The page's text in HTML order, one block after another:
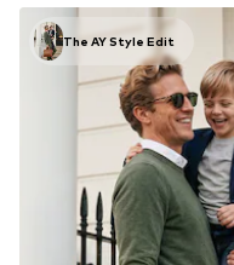
The AY Style Edit